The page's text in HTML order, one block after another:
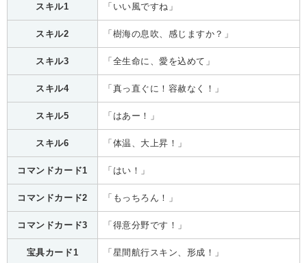
スキル1 「いい風ですね」
スキル2 「樹海の息吹、感じますか？」
スキル3 「全生命に、愛を込めて」
スキル4 「真っ直ぐに！容赦なく！」
スキル5 「はあー！」
スキル6 「体温、大上昇！」
コマンドカード1 「はい！」
コマンドカード2 「もっちろん！」
コマンドカード3 「得意分野です！」
宝具カード1 「星間航行スキン、形成！」